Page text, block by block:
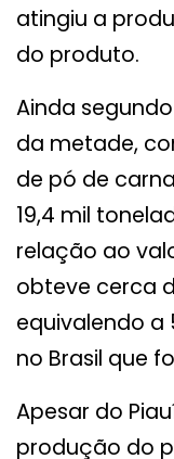
atingiu a
do produto.
Ainda
da metade,
de pó de
19,4 mil
relação ao
obteve cerca
equivalendo a
no Brasil que
Apesar do
produção do